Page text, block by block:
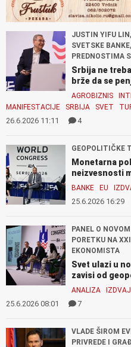
JUSTIN YIFU
SVETSKE
PREDNOSTIMA
Srbija ne
brže da se
AGROBIZNIS
MANIFESTACIJE
SRBIJA SVET
26.6.2026 11:11 4
GEOPOLITIČKE
Monetarna
neizvesnosti
BANKE EU
25.6.2026 16:29
PANEL O
PORETKU NA
EKONOMISTA
Svet ulazi u
zavisi od
ANALIZA
25.6.2026 08:01 7
VLADE ŠIROM
PRIVREDE I